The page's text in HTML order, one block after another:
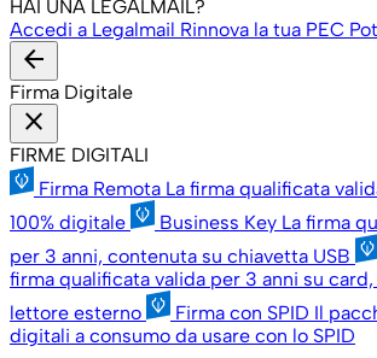
HAI UNA LEGALMAIL?
Accedi a Legalmail Rinnova la tua PEC
arrow_back
Firma Digitale
close
FIRME DIGITALI
Firma Remota La firma qualificata
100% digitale
Business Key La firma
per 3 anni, contenuta su chiavetta USB
firma qualificata valida per 3 anni su
lettore esterno
Firma con SPID Il
digitali a consumo da usare con lo SPID